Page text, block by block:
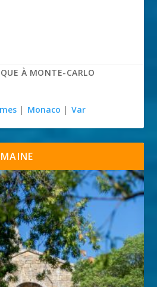
À MONTE-CARLO
| Monaco | Var